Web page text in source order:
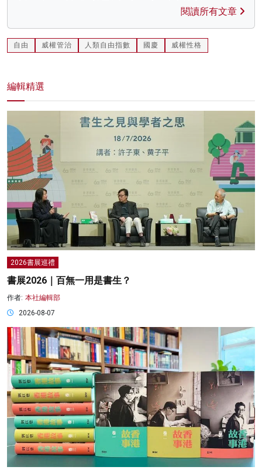
閱讀所有文章
自由 威權管治 人類自由指數 國慶 威權性格
編輯精選
2026書展巡禮
書展2026｜百無一用是書生？
作者: 本社編輯部
2026-08-07